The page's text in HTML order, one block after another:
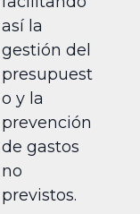
así la
gestión del
presupuest
o y la
prevención
de gastos
no
previstos.